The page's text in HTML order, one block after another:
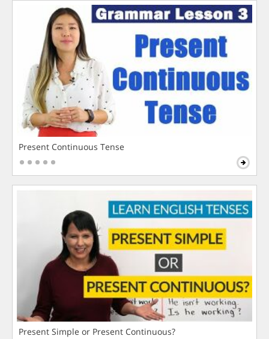
Present Continuous Tense
Present Simple or Present Continuous?